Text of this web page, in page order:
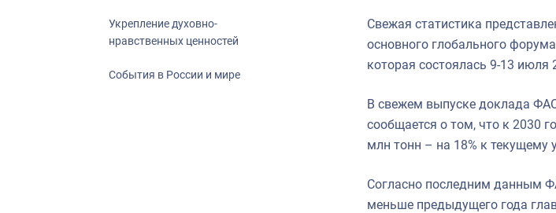
Укрепление духовно-
нравственных ценностей
События в России и мире
Свежая статистика
основного глобального
которая состоялась 9-13
В свежем выпуске доклада
сообщается о том, что к 2030
млн тонн – на 18% к текущему
Согласно последним данным
меньше предыдущего года